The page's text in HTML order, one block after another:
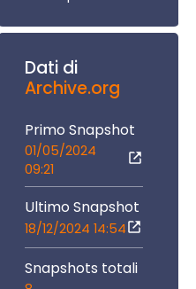
Dati di
Archive.org
Primo Snapshot
01/05/2024
09:21
Ultimo Snapshot
18/12/2024 14:54
Snapshots totali